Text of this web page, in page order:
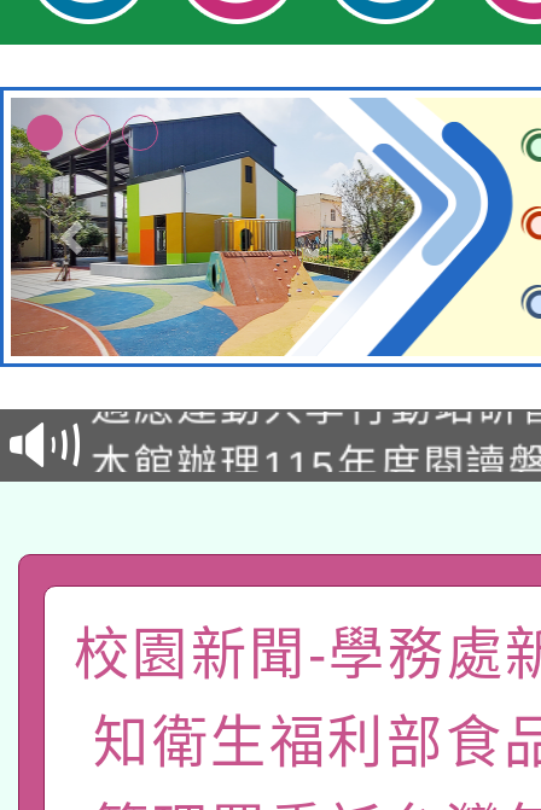
本校115學年度第2次
招)
本館辦理115年度閱讀
礎課程
A3數位素養講師名單
「數位內容與教學軟體
有關大陸委員會函釋公
薪期間赴陸應申請許可
轉知經濟部水利署委託
校園新聞-學務處
知衛生福利部食